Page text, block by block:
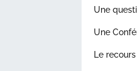
Une
Une
Le